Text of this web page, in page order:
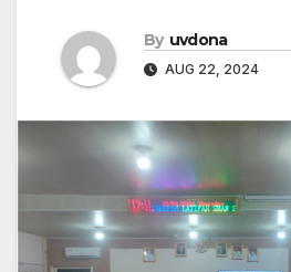
By uvdona
AUG 22, 2024